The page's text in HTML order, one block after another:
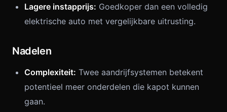
Lagere instapprijs: Goedkoper dan een volledig
elektrische auto met vergelijkbare uitrusting.
Nadelen
Complexiteit: Twee aandrijfsystemen betekent
potentieel meer onderdelen die kapot kunnen
gaan.